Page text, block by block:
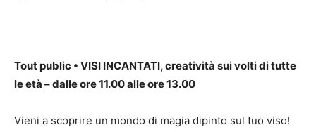
Tout public • VISI INCANTATI, creatività sui volti di tutte
le età – dalle ore 11.00 alle ore 13.00
Vieni a scoprire un mondo di magia dipinto sul tuo viso!